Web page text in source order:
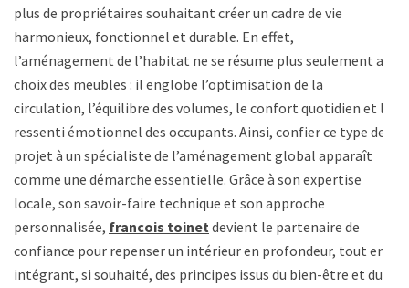
plus de propriétaires souhaitant créer un cadre de vie
harmonieux, fonctionnel et durable. En effet,
l’aménagement de l’habitat ne se résume plus seulement au
choix des meubles : il englobe l’optimisation de la
circulation, l’équilibre des volumes, le confort quotidien et le
ressenti émotionnel des occupants. Ainsi, confier ce type de
projet à un spécialiste de l’aménagement global apparaît
comme une démarche essentielle. Grâce à son expertise
locale, son savoir-faire technique et son approche
personnalisée, francois toinetdevient le partenaire de
confiance pour repenser un intérieur en profondeur, tout en
intégrant, si souhaité, des principes issus du bien-être et du